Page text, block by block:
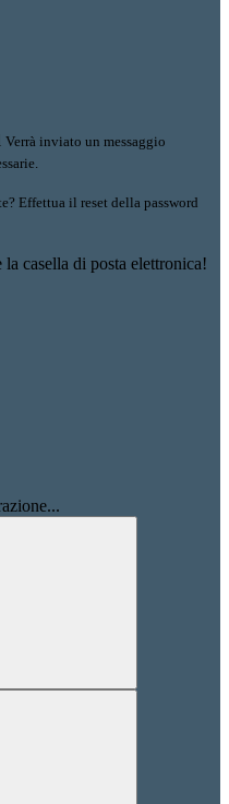
Verrà inviato un messaggio
Effettua il reset della password
casella di posta elettronica!